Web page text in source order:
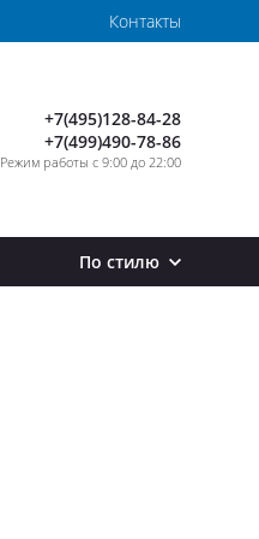
Контакты
+7(495)128-84-28
+7(499)490-78-86
Режим работы с 9:00 до 22:00
По стилю